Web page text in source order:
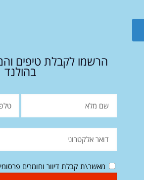
הרשמו לקבלת טיפים
בהולנד
מאשר\ת קבלת דיוור וחומרים